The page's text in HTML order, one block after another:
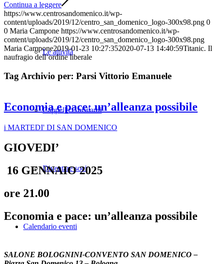
Le attività
Cappella Ghisilardi
Diventare soci
Calendario eventi
Continua a leggere
https://www.centrosandomenico.it/wp-
content/uploads/2019/12/centro_san_domenico_logo-300x98.png 0
0 Maria Campone https://www.centrosandomenico.it/wp-
content/uploads/2019/12/centro_san_domenico_logo-300x98.png
Maria Campone2019-01-23 10:27:352020-07-13 14:40:59Titanic. Il
naufragio dell’ordine liberale
Tag Archivio per: Parsi Vittorio Emanuele
Economia e pace: un’alleanza possibile
i MARTEDI' DI SAN DOMENICO
GIOVEDI’
16 GENNAIO 2025
ore 21.00
Economia e pace: un’alleanza possibile
SALONE BOLOGNINI-CONVENTO SAN DOMENICO –